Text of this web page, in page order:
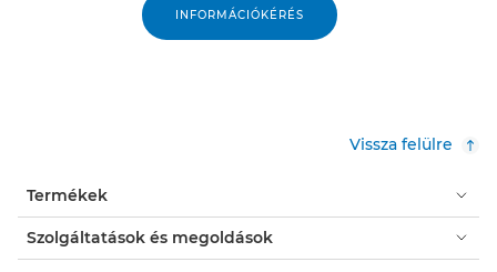
INFORMÁCIÓKÉRÉS
Vissza felülre
Termékek
Szolgáltatások és megoldások